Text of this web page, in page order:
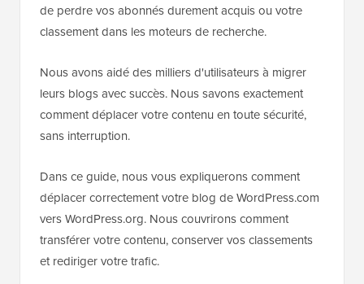
de perdre vos abonnés durement acquis ou votre
classement dans les moteurs de recherche.
Nous avons aidé des milliers d'utilisateurs à migrer
leurs blogs avec succès. Nous savons exactement
comment déplacer votre contenu en toute sécurité,
sans interruption.
Dans ce guide, nous vous expliquerons comment
déplacer correctement votre blog de WordPress.com
vers WordPress.org. Nous couvrirons comment
transférer votre contenu, conserver vos classements
et rediriger votre trafic.